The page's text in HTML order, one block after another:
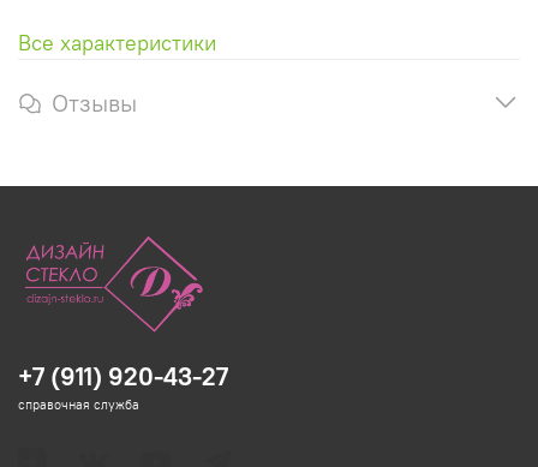
Все характеристики
Отзывы
+7 (911) 920-43-27
справочная служба